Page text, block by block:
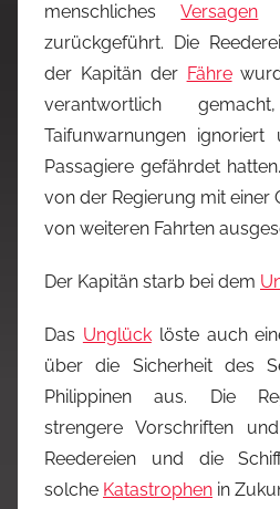
menschlichesVersagen
zurückgeführt. Die
der Kapitän der Fähre
verantwortlich
Taifunwarnungen
Passagiere gefährdet
von der Regierung mit einer
von weiteren Fahrten
Der Kapitän starb bei dem
Das Unglücklöste auch
über die Sicherheit des
Philippinen aus. Die
strengere Vorschriften
Reedereien und die
solche Katastrophen in